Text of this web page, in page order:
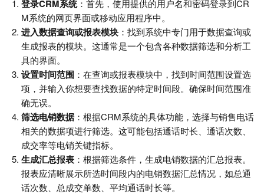
登录CRM系统：首先，使用提供的用户名和密码登录到CR
M系统的网页界面或移动应用程序中。
进入数据查询或报表模块 ：找到系统中专门用于数据查询或
生成报表的模块。这通常是一个包含各种数据筛选和分析工
具的界面。
设置时间范围 ：在查询或报表模块中，找到时间范围设置选
项，并输入你想要查找数据的特定时间段。确保时间范围准
确无误。
筛选电销数据 ：根据CRM系统的具体功能，选择与销售电话
相关的数据项进行筛选。这可能包括通话时长、通话次数、
成交率等电销关键指标。
生成汇总报表 ：根据筛选条件，生成电销数据的汇总报表。
报表应清晰展示所选时间段内的电销数据汇总情况，如总通
话次数、总成交单数、平均通话时长等。